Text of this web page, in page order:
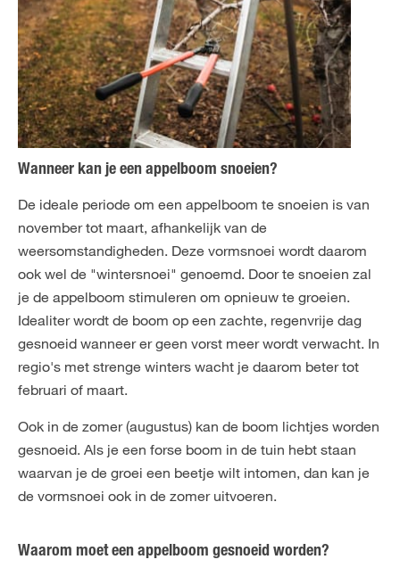
Wanneer kan je een appelboom snoeien?
De ideale periode om een appelboom te snoeien is van
november tot maart, afhankelijk van de
weersomstandigheden. Deze vormsnoei wordt daarom
ook wel de "wintersnoei" genoemd. Door te snoeien zal
je de appelboom stimuleren om opnieuw te groeien.
Idealiter wordt de boom op een zachte, regenvrije dag
gesnoeid wanneer er geen vorst meer wordt verwacht. In
regio's met strenge winters wacht je daarom beter tot
februari of maart.
Ook in de zomer (augustus) kan de boom lichtjes worden
gesnoeid. Als je een forse boom in de tuin hebt staan
waarvan je de groei een beetje wilt intomen, dan kan je
de vormsnoei ook in de zomer uitvoeren.
Waarom moet een appelboom gesnoeid worden?